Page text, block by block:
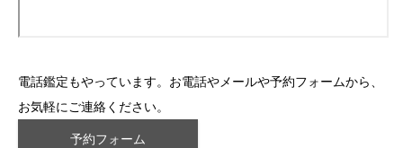
電話鑑定もやっています。お電話やメールや予約フォームから、
お気軽にご連絡ください。
予約フォーム